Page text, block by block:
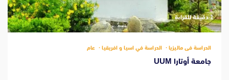
‫1 دقيقة للقراءة
الدراسة فى ماليزيا الدراسة في اسيا و افريقيا عام
جامعة أوتارا UUM